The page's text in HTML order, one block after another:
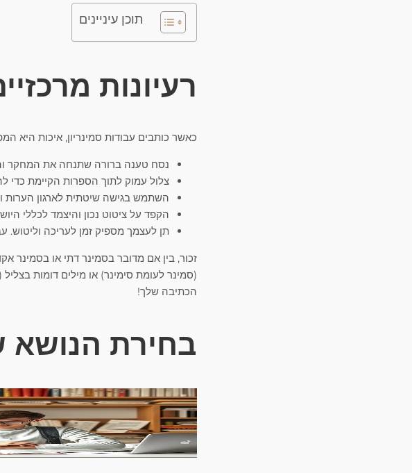
תוכן עיניינים
רעיונות
כאשר כותבים עבודות סמינריון, איכות היא
נסח טענה ברורה שתנחה את המחקר
צלול עמוק לתוך הספרות הקיימת
השתמש בגישה שיטתית לארגון הערות
הקפד על ציטוט נכון והיצמד לכללי
תן לעצמך מספיק זמן לעריכה
זכור, בין אם מדובר בסמינר דתי או בסמינר
(סמינר לעומת סימינר) או מילים דומות
הכתיבה שלך!
בחירת הנושא